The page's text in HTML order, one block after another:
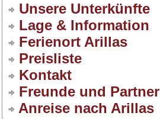
Unsere Unterkünfte
Lage & Information
Ferienort Arillas
Preisliste
Kontakt
Freunde und Partner
Anreise nach Arillas